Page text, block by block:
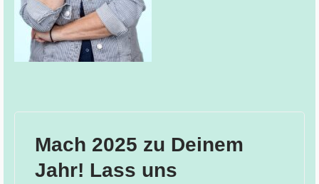
Mach 2025 zu Deinem
Jahr! Lass uns